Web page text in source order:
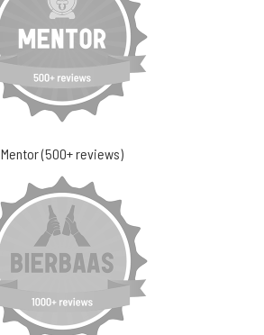
Mentor (500+ reviews)